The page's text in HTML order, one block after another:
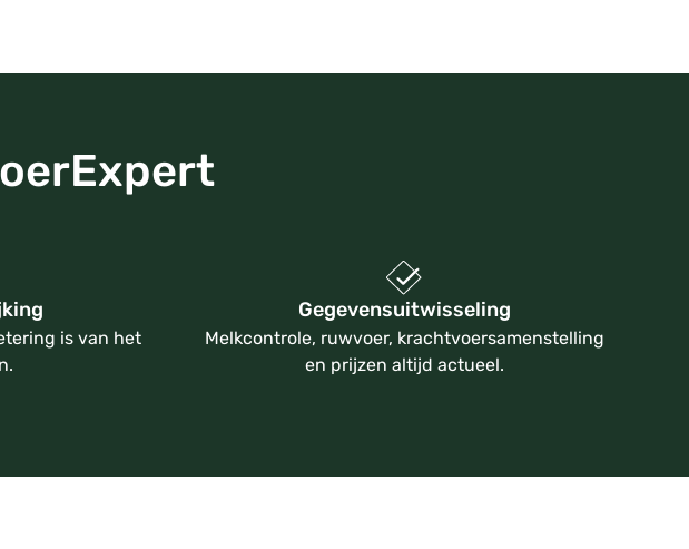
is van het
Gegevensuitwisseling
Melkcontrole, ruwvoer, krachtvoersamenstelling
en prijzen altijd actueel.